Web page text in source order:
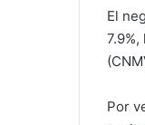
El
Por